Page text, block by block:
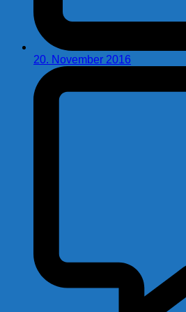
20. November 2016